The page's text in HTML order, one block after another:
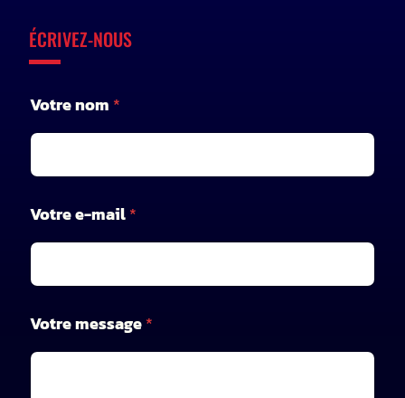
ÉCRIVEZ-NOUS
Votre nom *
o
t
r
e
e
s
s
Votre e-mail*
Votre message*